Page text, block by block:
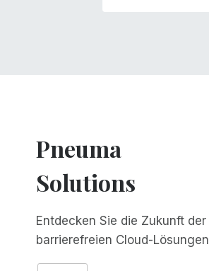
Pneuma
Solutions
Entdecken Sie die Zukunft der
barrierefreien Cloud-Lösungen